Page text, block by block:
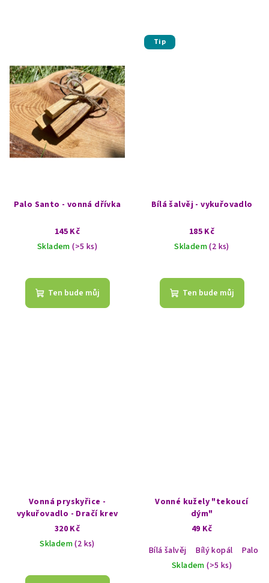
Palo Santo - vonná dřívka
145 Kč
Skladem(>5 ks)
hodnocení
produktu
Ten bude můj
Tip
Bílá šalvěj - vykuřovadlo
185 Kč
Skladem(2 ks)
Ten bude můj
Vonná pryskyřice -
vykuřovadlo - Dračí krev
320 Kč
Skladem(2 ks)
Vonné kužely "tekoucí
dým"
49 Kč
Bílá šalvěj
Bílý kopál
Palo
Skladem(>5 ks)